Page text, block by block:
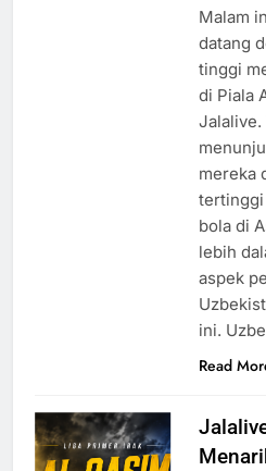
Malam
datang
tinggi
di Piala
Jalalive.
mereka
tertinggi
bola di
lebih
aspek
ini.
Read